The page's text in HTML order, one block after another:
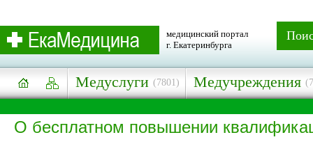
медицинский портал
г. Екатеринбурга
Медуслуги (7801) Медучреждения
О бесплатном повышении